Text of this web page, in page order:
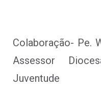
Colaboração- Pe.
Assessor
Juventude